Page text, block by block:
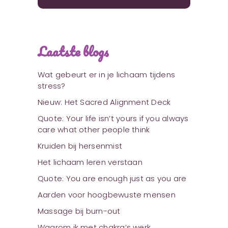
Laatste blogs
Wat gebeurt er in je lichaam tijdens
stress?
Nieuw: Het Sacred Alignment Deck
Quote: Your life isn’t yours if you always
care what other people think
Kruiden bij hersenmist
Het lichaam leren verstaan
Quote: You are enough just as you are
Aarden voor hoogbewuste mensen
Massage bij burn-out